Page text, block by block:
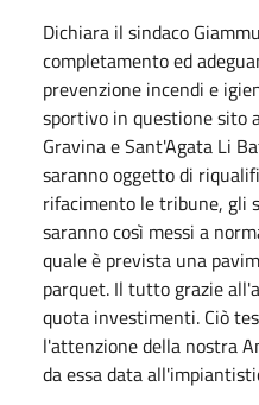
Dichiara il sindaco
completamento ed
prevenzione incendi e
sportivo in questione sito
Gravina e Sant'Agata Li
saranno oggetto di
rifacimento le tribune, gli
saranno così messi a
quale è prevista una
parquet. Il tutto grazie
quota investimenti. Ciò
l'attenzione della nostra
da essa data